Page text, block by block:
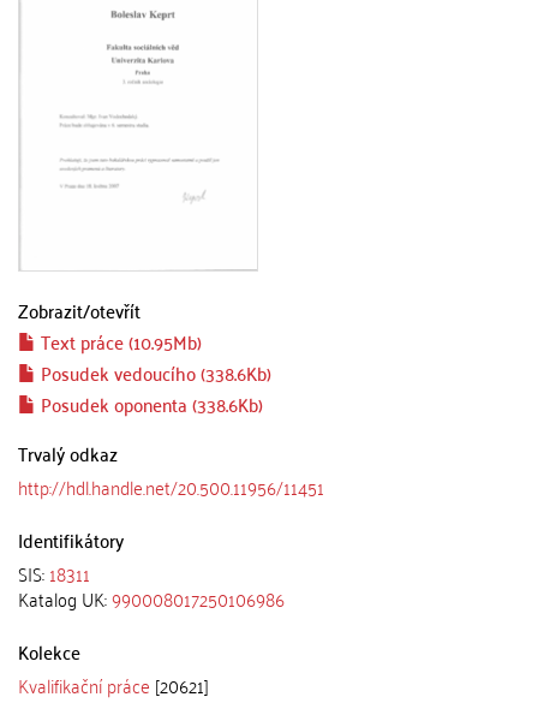
Zobrazit/otevřít
Text práce (10.95Mb)
Posudek vedoucího (338.6Kb)
Posudek oponenta (338.6Kb)
Trvalý odkaz
http://hdl.handle.net/20.500.11956/11451
Identifikátory
SIS:18311
Katalog UK:990008017250106986
Kolekce
Kvalifikační práce [20621]